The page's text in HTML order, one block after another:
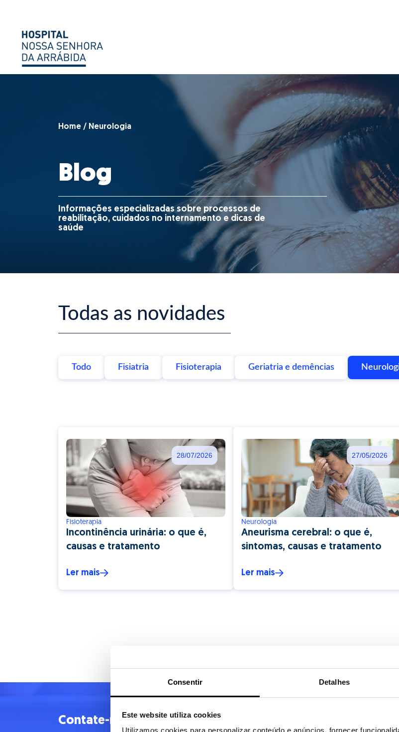
Consentir Detalhes
Este website utiliza cookies
Utilizamos cookies para personalizar conteúdo e anúncios, fornecer
Home / Neurologia
Blog
Informações especializadas sobre processos de
reabilitação, cuidados no internamento e dicas de
saúde
Todas as novidades
Todo Fisiatria Fisioterapia Geriatria e demências
28/07/2026
Fisioterapia
Incontinência urinária: o que é,
causas e tratamento
Ler mais
27/05/2026
Neurologia
Aneurisma cerebral: o que é,
sintomas, causas e tratamento
Ler mais
Contate-nos